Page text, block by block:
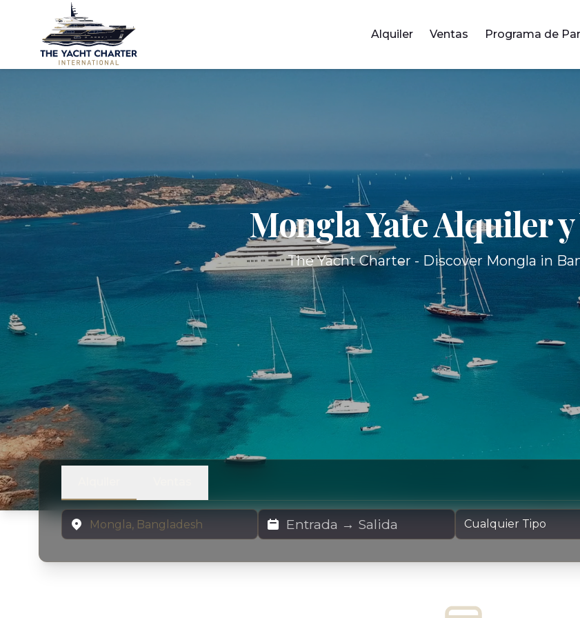
Alquiler Ventas Programa de
Mongla YateAlquiler y
The Yacht Charter - Discover Mongla in
Ubicación Fechas de Alquiler Tipo de Yate